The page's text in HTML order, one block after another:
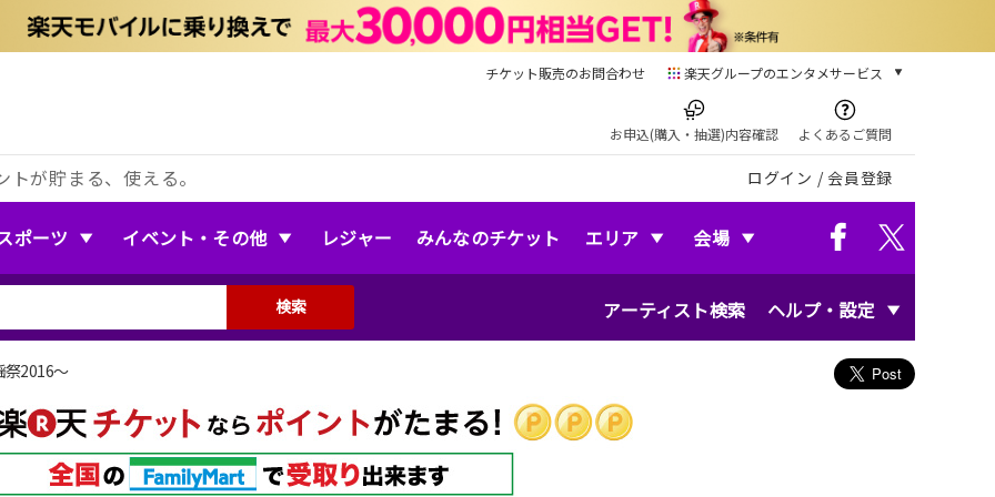
チケット販売のお問合わせ 楽天グループのエンタメサービス
本/ゲーム/CD/DVD
楽天ブックス
電子書籍
楽天Kobo
音楽配信
お申込(購入・抽選)内容確認 よくあるご質問
が貯まる、使える。 ログイン / 会員登録
ポーツ イベント・その他 レジャー みんなのチケット エリア 会場
アーティスト検索 ヘルプ・設定
検索
2016〜